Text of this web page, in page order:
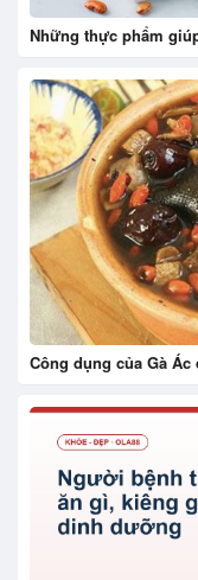
Những thực phẩm
Công dụng của Gà